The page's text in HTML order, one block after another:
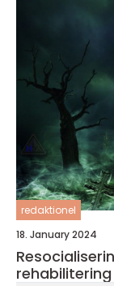
redaktionel
18. January 2024